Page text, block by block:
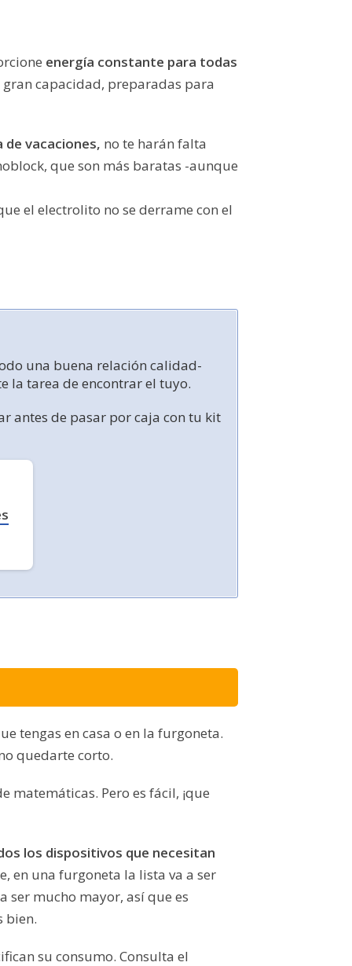
energía constante para todas
capacidad, preparadas para
vacaciones, no te harán falta
que son más baratas -aunque
el electrolito no se derrame con el
una buena relación calidad-
la tarea de encontrar el tuyo.
antes de pasar por caja con tu kit
tengas en casa o en la furgoneta.
quedarte corto.
matemáticas. Pero es fácil, ¡que
los dispositivos que necesitan
en una furgoneta la lista va a ser
ser mucho mayor, así que es
bien.
su consumo. Consulta el